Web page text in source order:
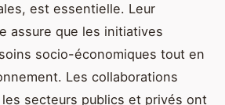
est essentielle. Leur
assure que les initiatives
socio-économiques tout en
Les collaborations
secteurs publics et privés ont